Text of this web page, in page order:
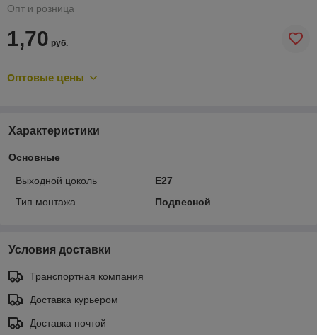
Опт и розница
1,70 руб.
Оптовые цены
Характеристики
Основные
Выходной цоколь
Е27
Тип монтажа
Подвесной
Условия доставки
Транспортная компания
Доставка курьером
Доставка почтой